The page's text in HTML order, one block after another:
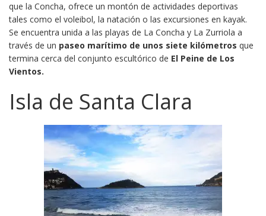
que la Concha, ofrece un montón de actividades deportivas
tales como el voleibol, la natación o las excursiones en kayak.
Se encuentra unida a las playas de La Concha y La Zurriola a
través de un paseo marítimo de unos siete kilómetros que
termina cerca del conjunto escultórico de El Peine de Los
Vientos.
Isla de Santa Clara